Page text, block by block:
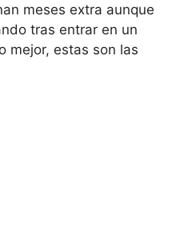
meses extra aunque
tras entrar en un
mejor, estas son las